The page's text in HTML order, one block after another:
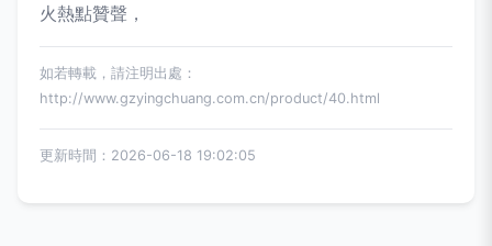
火熱點贊聲，
如若轉載，請注明出處：
http://www.gzyingchuang.com.cn/product/40.html
更新時間：2026-06-18 19:02:05